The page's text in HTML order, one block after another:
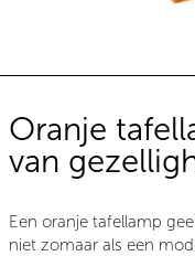
Oranje
van
Een oranje tafellamp
niet zomaar als een